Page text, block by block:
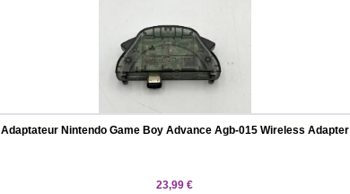
Adaptateur Nintendo Game Boy Advance Agb-015 Wireless Adapter
23,99 €